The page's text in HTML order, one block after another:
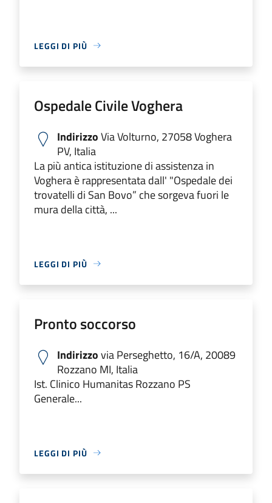
LEGGI DI PIÙ
Ospedale Civile Voghera
IndirizzoVia Volturno, 27058 Voghera
PV, Italia
La più antica istituzione di assistenza in
Voghera è rappresentata dall' "Ospedale dei
trovatelli di San Bovo” che sorgeva fuori le
mura della città, ...
LEGGI DI PIÙ
Pronto soccorso
Indirizzovia Perseghetto, 16/A, 20089
Rozzano MI, Italia
Ist. Clinico Humanitas Rozzano PS
Generale...
LEGGI DI PIÙ